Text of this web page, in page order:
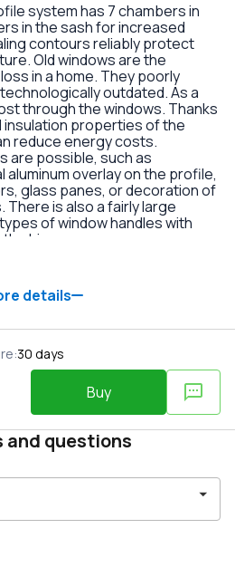
system has 7 chambers in
in the sash for increased
contours reliably protect
Old windows are the
in a home. They poorly
outdated. As a
through the windows. Thanks
properties of the
reduce energy costs.
are possible, such as
aluminum overlay on the profile,
glass panes, or decoration of
is also a fairly large
of window handles with
hinges.
details
:30 days
Buy
and questions